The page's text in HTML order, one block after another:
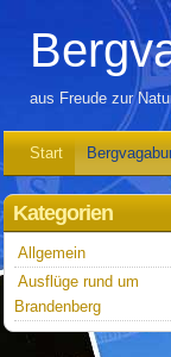
aus Freude zur
Start
Kategorien
Allgemein
Ausflüge rund um
Brandenberg